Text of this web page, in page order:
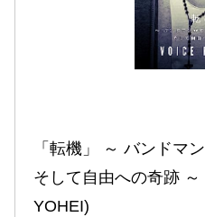
「転機」 ～ バンドマ
そして自由への奇跡
YOHEI)